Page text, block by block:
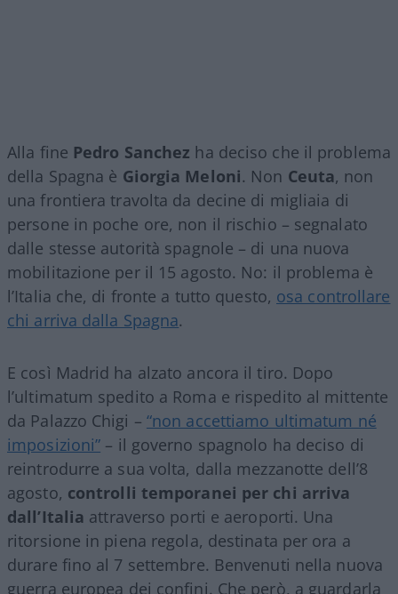
Alla fine Pedro Sanchez ha deciso che il problema
della Spagna è Giorgia Meloni. Non Ceuta, non
una frontiera travolta da decine di migliaia di
persone in poche ore, non il rischio – segnalato
dalle stesse autorità spagnole – di una nuova
mobilitazione per il 15 agosto. No: il problema è
l’Italia che, di fronte a tutto questo, osa controllare
chi arriva dalla Spagna.
E così Madrid ha alzato ancora il tiro. Dopo
l’ultimatum spedito a Roma e rispedito al mittente
da Palazzo Chigi – “non accettiamo ultimatum né
imposizioni” – il governo spagnolo ha deciso di
reintrodurre a sua volta, dalla mezzanotte dell’8
agosto, controlli temporanei per chi arriva
dall’Italia attraverso porti e aeroporti. Una
ritorsione in piena regola, destinata per ora a
durare fino al 7 settembre. Benvenuti nella nuova
guerra europea dei confini. Che però, a guardarla